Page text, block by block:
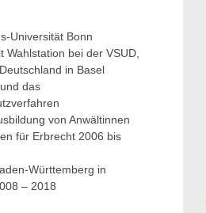
Universität Bonn
Wahlstation bei der VSUD,
in Basel
das
von Anwältinnen
für Erbrecht 2006 bis
Württemberg in
– 2018